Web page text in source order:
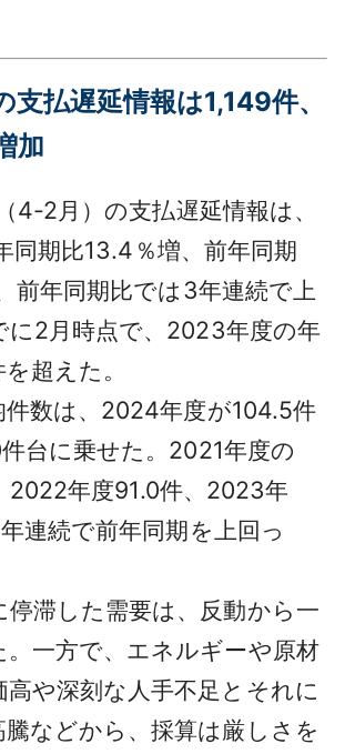
払遅延情報は1,149件、
加
2月）の支払遅延情報は、
同期比13.4％増、前年同期
前年同期比では3年連続で上
に2月時点で、2023年度の年
超えた。
数は、2024年度が104.5件
台に乗せた。2021年度の
2022年度91.0件、2023年
連続で前年同期を上回っ
滞した需要は、反動から一
。一方で、エネルギーや原材
や深刻な人手不足とそれに
などから、採算は厳しさを